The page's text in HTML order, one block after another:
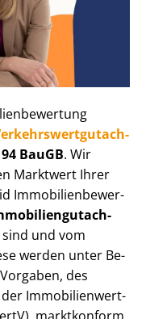
BauGB. Wir
Marktwert Ihrer
Im­mo­bi­li­en­be­wer­
und vom
werden unter Be­
des
der Im­mo­bi­li­en­wert­